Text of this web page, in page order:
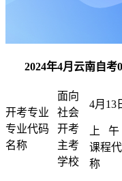
2024年4月云南自考
开考专业
专业代码
名称
面向
社会
开考
主考
学校
4月13
上 午
课程
称